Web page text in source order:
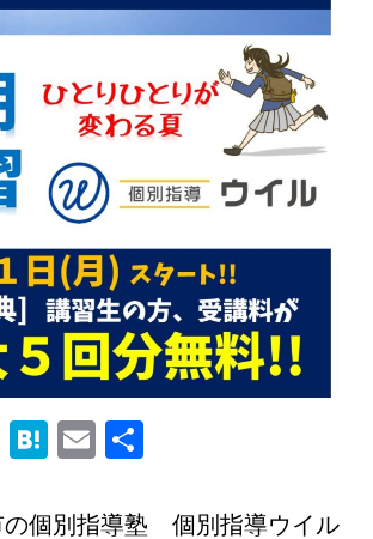
LineHatena
Email
の個別指導塾 個別指導ウイル